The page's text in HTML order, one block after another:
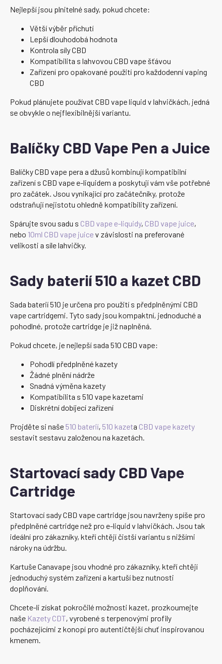
Nejlepší jsou plnitelné sady, pokud chcete:
Větší výběr příchutí
Lepší dlouhodobá hodnota
Kontrola síly CBD
Kompatibilita s lahvovou CBD vape šťávou
Zařízení pro opakované použití pro každodenní vaping
CBD
Pokud plánujete používat CBD vape liquid v lahvičkách, jedná
se obvykle o nejflexibilnější variantu.
Balíčky CBD Vape Pen a Juice
Balíčky CBD vape pera a džusů kombinují kompatibilní
zařízení s CBD vape e-liquidem a poskytují vám vše potřebné
pro začátek. Jsou vynikající pro začátečníky, protože
odstraňují nejistotu ohledně kompatibility zařízení.
Spárujte svou sadu s CBD vape e-liquidy, CBD vape juice,
nebo 10ml CBD vape juicev závislosti na preferované
velikosti a síle lahvičky.
Sady baterií 510 a kazet CBD
Sada baterií 510 je určena pro použití s předplněnými CBD
vape cartridgemi. Tyto sady jsou kompaktní, jednoduché a
pohodlné, protože cartridge je již naplněná.
Pokud chcete, je nejlepší sada 510 CBD vape:
Pohodlí předplněné kazety
Žádné plnění nádrže
Snadná výměna kazety
Kompatibilita s 510 vape kazetami
Diskrétní dobíjecí zařízení
Projděte si naše 510 baterií, 510 kazeta CBD vape kazety
sestavit sestavu založenou na kazetách.
Startovací sady CBD Vape
Cartridge
Startovací sady CBD vape cartridge jsou navrženy spíše pro
předplněné cartridge než pro e-liquid v lahvičkách. Jsou tak
ideální pro zákazníky, kteří chtějí čistší variantu s nižšími
nároky na údržbu.
Kartuše Canavape jsou vhodné pro zákazníky, kteří chtějí
jednoduchý systém zařízení a kartuší bez nutnosti
doplňování.
Chcete-li získat pokročilé možnosti kazet, prozkoumejte
naše Kazety CDT, vyrobené s terpenovými profily
pocházejícími z konopí pro autentičtější chuť inspirovanou
kmenem.